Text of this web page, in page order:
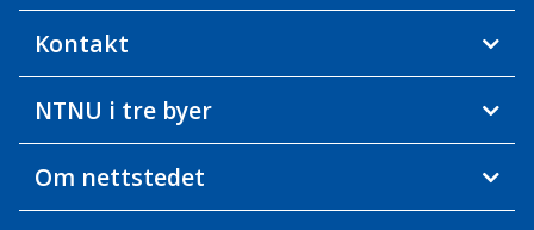
Kontakt
NTNU i tre byer
Om nettstedet